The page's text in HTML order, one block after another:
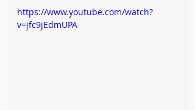
https://www.youtube.com/watch?
v=jfc9jEdmUPA